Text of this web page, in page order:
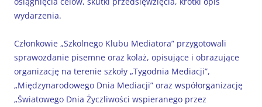
wydarzenia.
Członkowie „Szkolnego Klubu Mediatora” przygotowali
sprawozdanie pisemne oraz kolaż, opisujące i obrazujące
organizację na terenie szkoły „Tygodnia Mediacji”,
„Międzynarodowego Dnia Mediacji” oraz współorganizację
„Światowego Dnia Życzliwości wspieranego przez